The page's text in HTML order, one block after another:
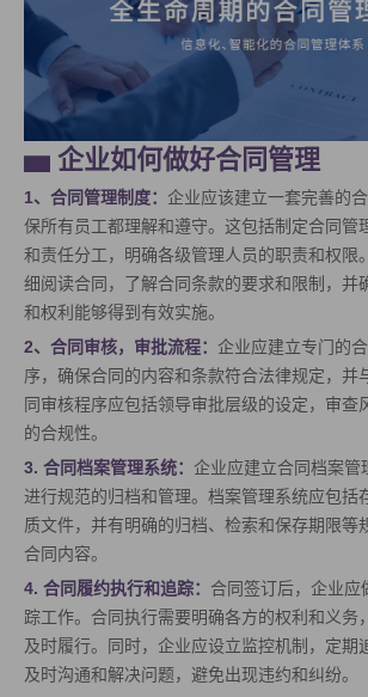
▅ 企业如何做好合同管理
1、合同管理制度： 企业应该建立一套完善的
保所有员工都理解和遵守。这包括制定合同管
和责任分工，明确各级管理人员的职责和权限
细阅读合同，了解合同条款的要求和限制，并
和权利能够得到有效实施。
2、合同审核，审批流程： 企业应建立专门的
序，确保合同的内容和条款符合法律规定，并
同审核程序应包括领导审批层级的设定，审查
的合规性。
3. 合同档案管理系统： 企业应建立合同档案管
进行规范的归档和管理。档案管理系统应包括
质文件，并有明确的归档、检索和保存期限等
合同内容。
4. 合同履约执行和追踪： 合同签订后，企业应
踪工作。合同执行需要明确各方的权利和义务
及时履行。同时，企业应设立监控机制，定期
及时沟通和解决问题，避免出现违约和纠纷。